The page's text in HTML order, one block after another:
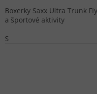
Boxerky Saxx Ultra Trunk
a športové aktivity
S